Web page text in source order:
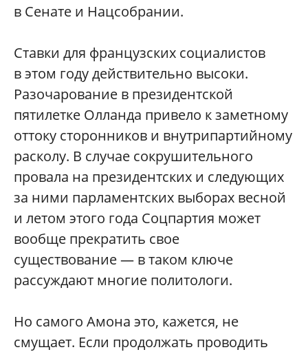
в Сенате и Нацсобрании.
Ставки для французских социалистов
в этом году действительно высоки.
Разочарование в президентской
пятилетке Олланда привело к заметному
оттоку сторонников и внутрипартийному
расколу. В случае сокрушительного
провала на президентских и следующих
за ними парламентских выборах весной
и летом этого года Соцпартия может
вообще прекратить свое
существование — в таком ключе
рассуждают многие политологи.
Но самого Амона это, кажется, не
смущает. Если продолжать проводить